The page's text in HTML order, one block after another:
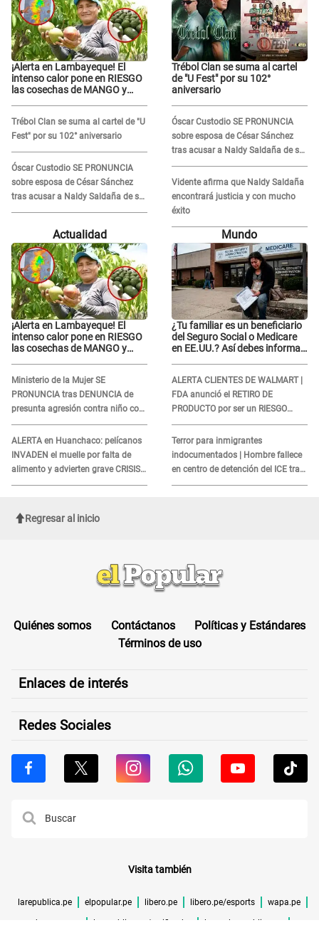
¡Alerta en Lambayeque! El
intenso calor pone en RIESGO
las cosechas de MANGO y
Trébol Clan se suma al cartel de "U
Fest" por su 102° aniversario
Óscar Custodio SE PRONUNCIA
sobre esposa de César Sánchez
tras acusar a Naldy Saldaña de ser
PAREJA del músico: "Lo dejo en
Trébol Clan se suma al cartel
de "U Fest" por su 102°
aniversario
Óscar Custodio SE PRONUNCIA
sobre esposa de César Sánchez
tras acusar a Naldy Saldaña de ser
PAREJA del músico: "Lo dejo en
manos de la justicia"
Vidente afirma que Naldy Saldaña
encontrará justicia y con mucho
éxito
Actualidad
¡Alerta en Lambayeque! El
intenso calor pone en RIESGO
las cosechas de MANGO y
Ministerio de la Mujer SE
PRONUNCIA tras DENUNCIA de
presunta agresión contra niño con
autismo en Surco
ALERTA en Huanchaco: pelícanos
INVADEN el muelle por falta de
alimento y advierten grave CRISIS
en el mar
Mundo
¿Tu familiar es un beneficiario
del Seguro Social o Medicare
en EE.UU.? Así debes informar
ALERTA CLIENTES DE WALMART |
FDA anunció el RETIRO DE
PRODUCTO por ser un RIESGO
MORTAL para consumidores: ¿Cuál
es?
Terror para inmigrantes
indocumentados | Hombre fallece
en centro de detención del ICE tras
sufrir una "emergencia médica"
Regresar al inicio
Quiénes somos Contáctanos
Políticas y Estándares
Términos de uso
Enlaces de interés
Redes Sociales
Visita también
larepublica.pe elpopular.pe libero.pe libero.pe/esports wapa.pe
buenazo.pe larepublica.pe/verificador lrmas.larepublica.pe